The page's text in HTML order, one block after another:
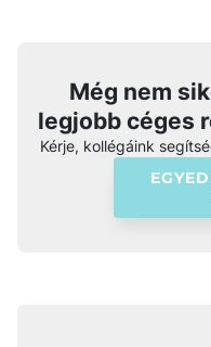
Még nem
legjobb céges
Kérje, kollégáink